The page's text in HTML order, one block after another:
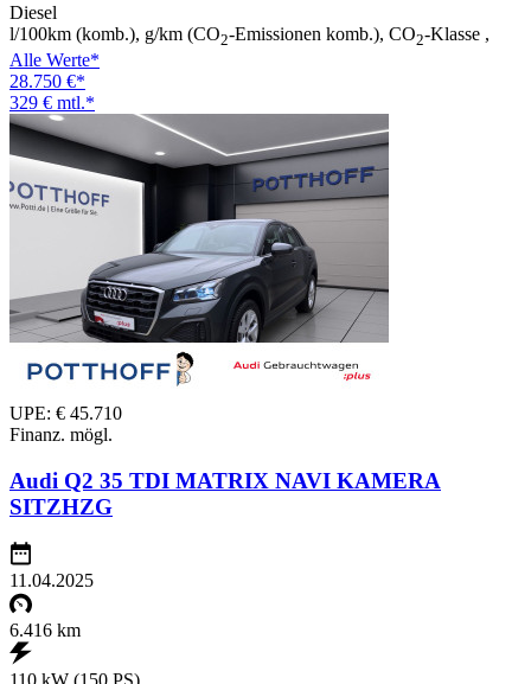
Diesel
l/100km (komb.), g/km (CO2-Emissionen komb.), CO2-Klasse ,
Alle Werte*
28.750 €*
329 € mtl.*
UPE: € 45.710
Finanz. mögl.
Audi Q2 35 TDI MATRIX NAVI KAMERA
SITZHZG
11.04.2025
6.416 km